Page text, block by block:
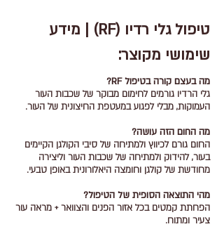
טיפול גלי רדיו (RF) | מידע
שימושי מקוצר:
מה בעצם קורה בטיפול RF?
גלי הרדיו גורמים לחימום מבוקר של שכבות העור
העמוקות, מבלי לפגוע במעטפת החיצונית של העור.
מה החום הזה עושה?
החום גורם לכיווץ ולמתיחה של סיבי הקולגן הקיימים
בעור, להידוק ולמתיחה של שכבות העור וליצירה
מחודשת של קולגן וחומצה היאלורונית באופן טבעי.
מהי התוצאה הסופית של הטיפול?
הפחתת קמטים בכל אזור הפנים והצוואר + מראה עור
צעיר ומתוח.